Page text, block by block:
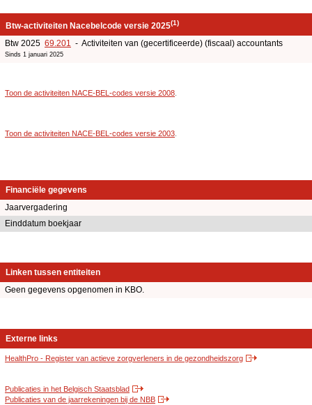
Btw-activiteiten Nacebelcode versie 2025(1)
Btw 2025 69.201 - Activiteiten van (gecertificeerde) (fiscaal) accountants
Sinds 1 januari 2025
Toon de activiteiten NACE-BEL-codes versie 2008
Toon de activiteiten NACE-BEL-codes versie 2003
Financiële gegevens
Jaarvergadering
Einddatum boekjaar
Linken tussen entiteiten
Geen gegevens opgenomen in KBO.
Externe links
HealthPro - Register van actieve zorgverleners in de gezondheidszorg
Publicaties in het Belgisch Staatsblad
Publicaties van de jaarrekeningen bij de NBB